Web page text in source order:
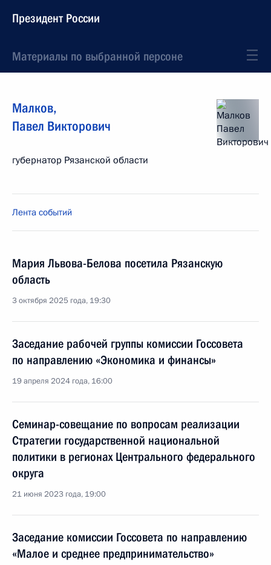
Президент России
Материалы по выбранной персоне
Малков,
Павел Викторович
губернатор Рязанской области
Лента событий
Мария Львова-Белова посетила Рязанскую
область
3 октября 2025 года, 19:30
Заседание рабочей группы комиссии Госсовета
по направлению «Экономика и финансы»
19 апреля 2024 года, 16:00
Семинар-совещание по вопросам реализации
Стратегии государственной национальной
политики в регионах Центрального федерального
округа
21 июня 2023 года, 19:00
Заседание комиссии Госсовета по направлению
«Малое и среднее предпринимательство»